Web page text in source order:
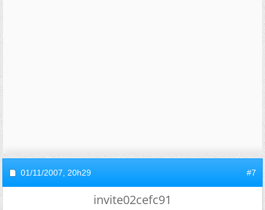
01/11/2007, 20h29 #7
invite02cefc91